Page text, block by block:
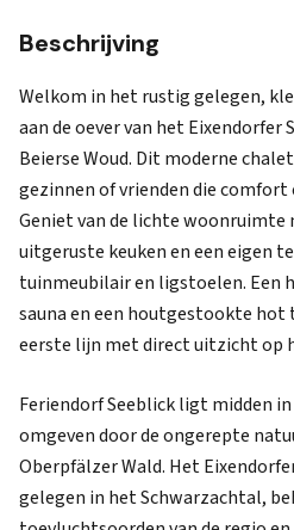
Beschrijving
Welkom in het rustig gelegen,
aan de oever van het Eixendorfer
Beierse Woud. Dit moderne
gezinnen of vrienden die comfort
Geniet van de lichte woonruimte
uitgeruste keuken en een eigen
tuinmeubilair en ligstoelen. Een
sauna en een houtgestookte hot
eerste lijn met direct uitzicht op
Feriendorf Seeblick ligt midden
omgeven door de ongerepte
Oberpfälzer Wald. Het
gelegen in het Schwarzachtal,